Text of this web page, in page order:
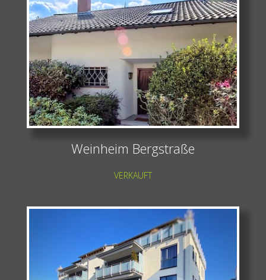
Weinheim Bergstraße
VERKAUFT